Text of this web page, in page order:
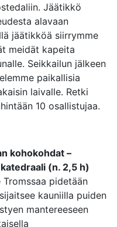
Jäätikkö
alavaan
jäätikköä siirrymme
meidät kapeita
Seikkailun jälkeen
paikallisia
laivalle. Retki
10 osallistujaa.
kohokohdat –
(n. 2,5 h)
pidetään
kauniilla puiden
mantereeseen